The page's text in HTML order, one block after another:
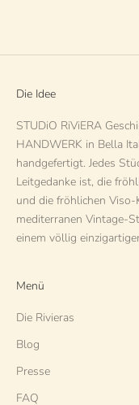
Die Idee
STUDiO RiViERA
HANDWERK in Bella
handgefertigt. Jedes
Leitgedanke ist, die
und die fröhlichen
mediterranen Vintage-
einem völlig
Menü
Die Rivieras
Blog
Presse
FAQ